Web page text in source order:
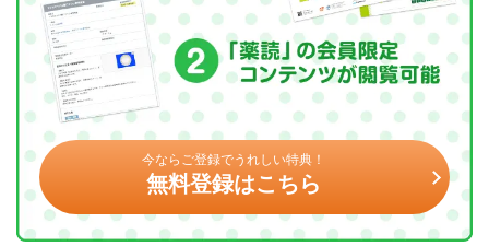
今ならご登録でうれしい特典！
無料登録はこちら